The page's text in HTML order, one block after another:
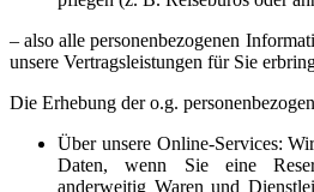
– also alle personenbezogenen
unsere Vertragsleistungen für Sie
Die Erhebung der o.g.
Über unsere Online-Services:
Daten, wenn Sie eine
anderweitig Waren und